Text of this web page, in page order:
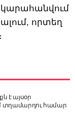
նկարահանվում
որտեղ
է այսօր
տղամարդու համար